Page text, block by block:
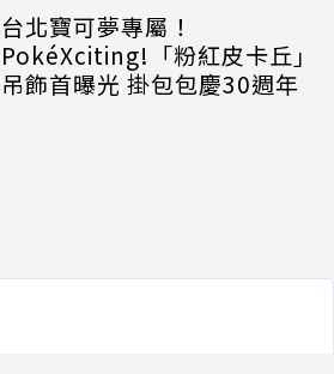
台北寶可夢專屬！
PokéXciting!「粉紅皮卡丘」
吊飾首曝光 掛包包慶30週年